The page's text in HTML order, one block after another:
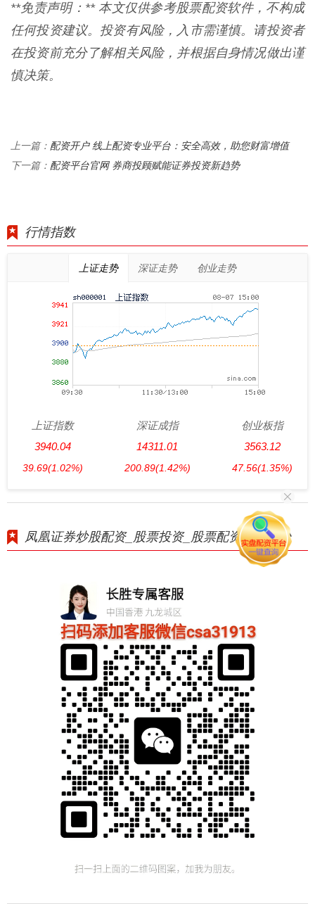
**免责声明：** 本文仅供参考股票配资软件，不构成
任何投资建议。投资有风险，入市需谨慎。请投资者
在投资前充分了解相关风险，并根据自身情况做出谨
慎决策。
上一篇： 配资开户 线上配资专业平台：安全高效，助您财富增值
下一篇： 配资平台官网 券商投顾赋能证券投资新趋势
行情指数
上证走势 深证走势 创业走势
上证指数
3940.04
39.69(1.02%)
深证成指
14311.01
200.89(1.42%)
创业板指
3563.12
47.56(1.35%)
凤凰证券炒股配资_股票投资_股票配资专业平台